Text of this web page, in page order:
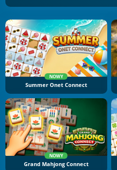
NOWY
Summer Onet Connect
NOWY
Grand Mahjong Connect